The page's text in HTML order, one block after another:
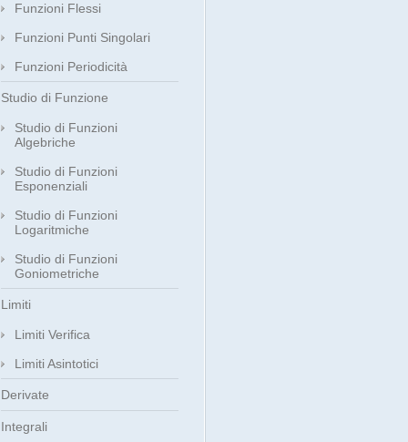
Funzioni Flessi
Funzioni Punti Singolari
Funzioni Periodicità
Studio di Funzione
Studio di Funzioni
Algebriche
Studio di Funzioni
Esponenziali
Studio di Funzioni
Logaritmiche
Studio di Funzioni
Goniometriche
Limiti
Limiti Verifica
Limiti Asintotici
Derivate
Integrali